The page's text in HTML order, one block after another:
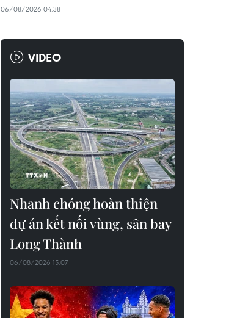
06/08/2026 04:38
VIDEO
Nhanh chóng hoàn thiện
dự án kết nối vùng, sân bay
Long Thành
06/08/2026 15:07